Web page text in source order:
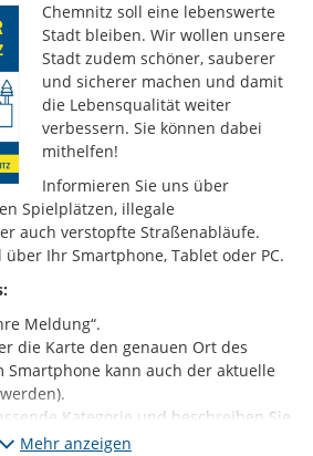
Chemnitz soll eine lebenswerte
Stadt bleiben. Wir wollen unsere
Stadt zudem schöner, sauberer
und sicherer machen und damit
die Lebensqualität weiter
verbessern. Sie können dabei
mithelfen!
Informieren Sie uns über
Spielplätzen, illegale
auch verstopfte Straßenabläufe.
über Ihr Smartphone, Tablet oder PC.
Meldung“.
die Karte den genauen Ort des
Smartphone kann auch der aktuelle
Kategorie und beschreiben Sie
Sie wenn möglich ein Foto vom
Mehr anzeigen